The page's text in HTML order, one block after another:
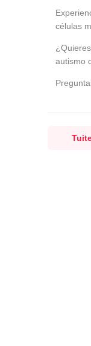
células
autismo